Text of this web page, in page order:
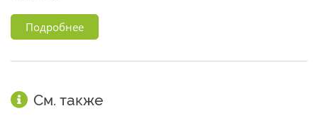
Подробнее
См. также